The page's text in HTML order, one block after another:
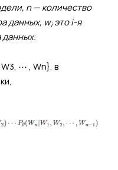
n — количество
данных, wiэто i-я
данных.
⋯ , Wn}, в